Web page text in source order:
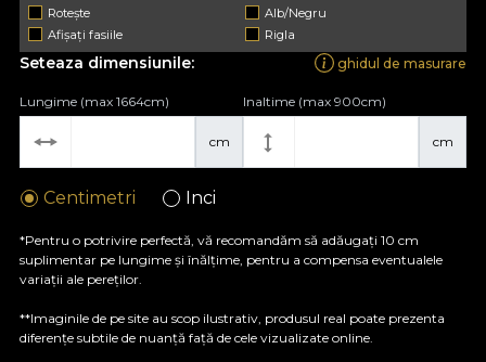
Rotește
Alb/Negru
Afișați fasiile
Rigla
Seteaza dimensiunile: ghidul de masurare
cm
Lungime (max 1664cm)
cm
Inaltime (max 900cm)
Centimetri Inci
*Pentru o potrivire perfectă, vă recomandăm să adăugați 10 cm
suplimentar pe lungime și înălțime, pentru a compensa eventualele
variații ale pereților.
**Imaginile de pe site au scop ilustrativ, produsul real poate prezenta
diferențe subtile de nuanță față de cele vizualizate online.